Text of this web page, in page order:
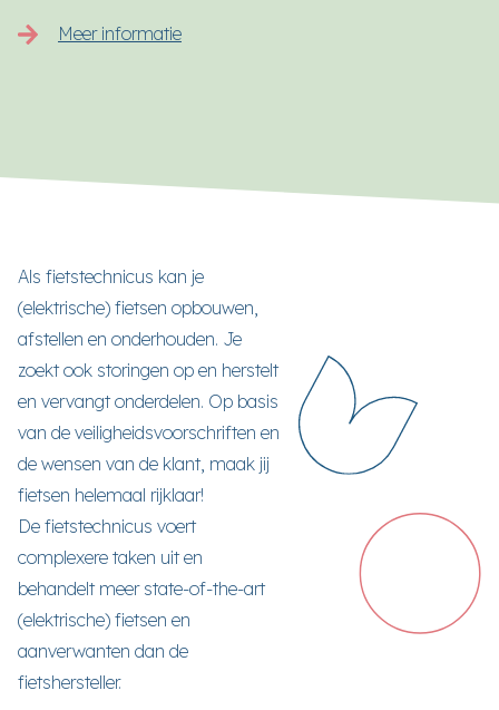
Meer informatie
Als fietstechnicus kan je
(elektrische) fietsen opbouwen,
afstellen en onderhouden. Je
zoekt ook storingen op en herstelt
en vervangt onderdelen. Op basis
van de veiligheidsvoorschriften en
de wensen van de klant, maak jij
fietsen helemaal rijklaar!
De fietstechnicus voert
complexere taken uit en
behandelt meer state-of-the-art
(elektrische) fietsen en
aanverwanten dan de
fietshersteller.